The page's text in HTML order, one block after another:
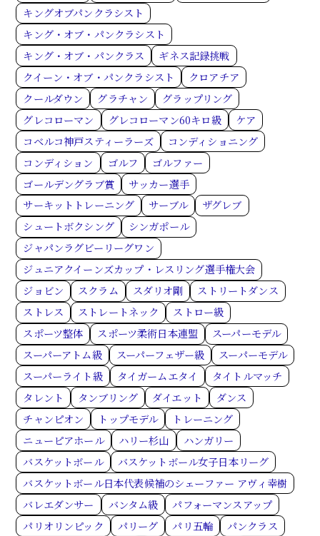
キングオブパンクラシスト
キング・オブ・パンクラシスト
キング・オブ・パンクラス
ギネス記録挑戦
クイーン・オブ・パンクラシスト
クロアチア
クールダウン
グラチャン
グラップリング
グレコローマン
グレコローマン60キロ級
ケア
コベルコ神戸スティーラーズ
コンディショニング
コンディション
ゴルフ
ゴルファー
ゴールデングラブ賞
サッカー選手
サーキットトレーニング
サーブル
ザグレブ
シュートボクシング
シンガポール
ジャパンラグビーリーグワン
ジュニアクイーンズカップ・レスリング選手権大会
ジョビン
スクラム スダリオ剛
ストリートダンス
ストレス
ストレートネック
ストロー級
スポーツ整体
スポーツ柔術日本連盟
スーパーモデル
スーパーアトム級
スーパーフェザー級
スーパーモデル
スーパーライト級
タイガームエタイ
タイトルマッチ
タレント
タンブリング ダイエット
ダンス
チャンピオン
トップモデル
トレーニング
ニューピアホール
ハリー杉山
ハンガリー
バスケットボール
バスケットボール女子日本リーグ
バスケットボール日本代表候補のシェーファー アヴィ幸樹
バレエダンサー
バンタム級
パフォーマンスアップ
パリオリンピック
パリーグ パリ五輪
パンクラス